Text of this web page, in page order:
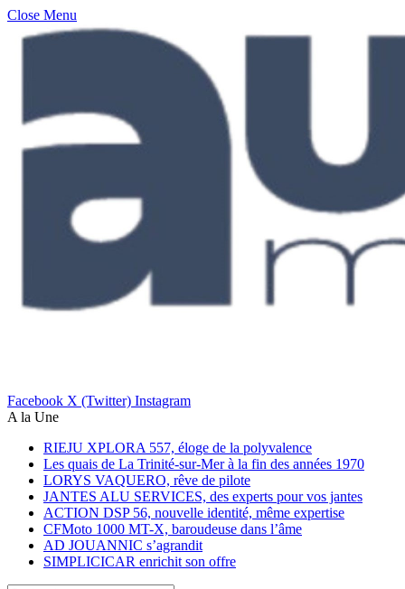
Close Menu
Facebook X (Twitter) Instagram
A la Une
RIEJU XPLORA 557, éloge de la polyvalence
Les quais de La Trinité-sur-Mer à la fin des années 1970
LORYS VAQUERO, rêve de pilote
JANTES ALU SERVICES, des experts pour vos jantes
ACTION DSP 56, nouvelle identité, même expertise
CFMoto 1000 MT-X, baroudeuse dans l’âme
AD JOUANNIC s’agrandit
SIMPLICICAR enrichit son offre